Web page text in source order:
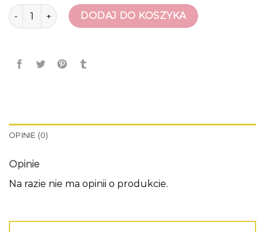
ilość buty do siatkówkiDODAJ DO KOSZYKA
OPINIE (0)
Opinie
Na razie nie ma opinii o produkcie.